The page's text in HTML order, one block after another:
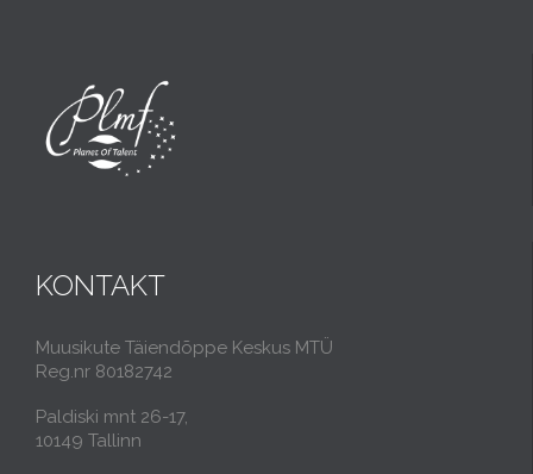
KONTAKT
Muusikute Täiendõppe Keskus MTÜ
Reg.nr 80182742
Paldiski mnt 26-17,
10149 Tallinn